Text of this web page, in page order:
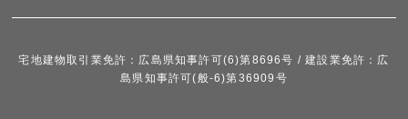
宅地建物取引業免許：広島県知事許可(6)第8696号 / 建設業免許：広
島県知事許可(般-6)第36909号